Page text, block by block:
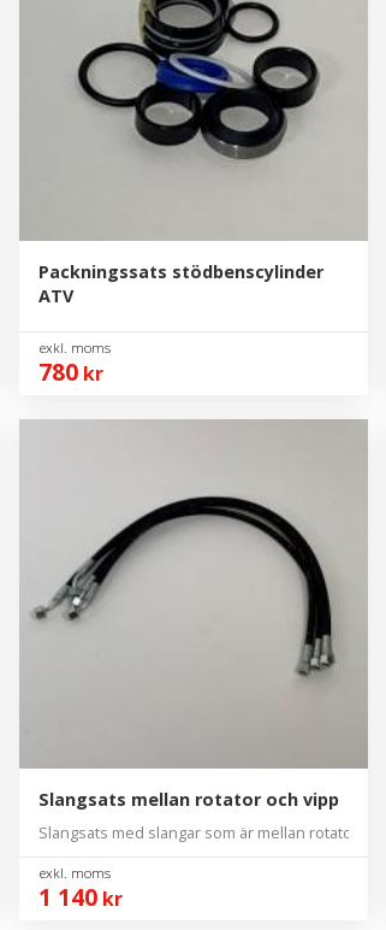
Packningssats stödbenscylinder
ATV
780 kr
Slangsats mellan rotator och vipp
Slangsats med slangar som är mellan rotator och
1 140 kr